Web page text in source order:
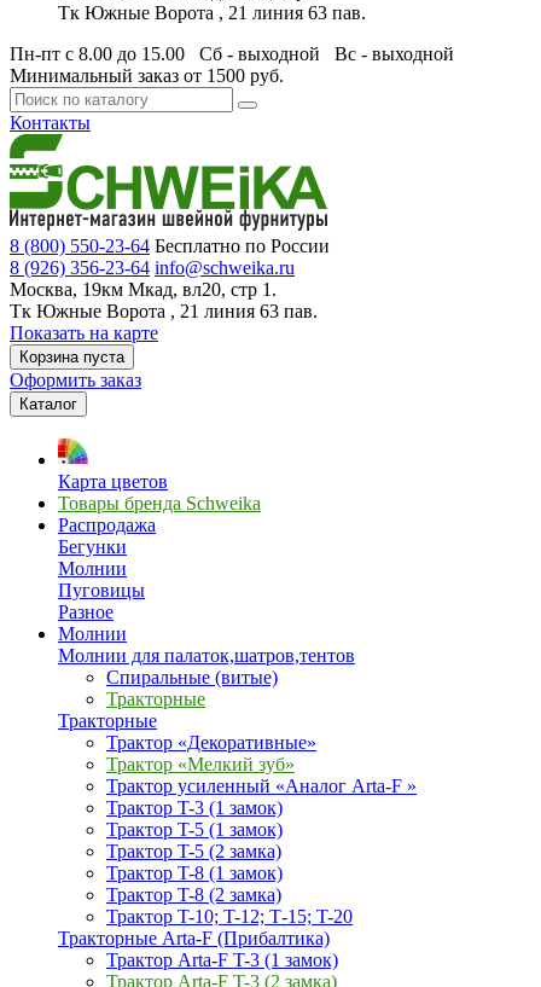
Тк Южные Ворота , 21 линия 63 пав.
Пн-пт с 8.00 до 15.00 Сб - выходной Вс - выходной
Минимальный заказ от 1500 руб.
Контакты
8 (800) 550-23-64 Бесплатно по России
8 (926) 356-23-64 info@schweika.ru
Москва, 19км Мкад, вл20, стр 1.
Тк Южные Ворота , 21 линия 63 пав.
Показать на карте
Корзина пуста
Оформить заказ
Каталог
Карта цветов
Товары бренда Schweika
Распродажа
Бегунки
Молнии
Пуговицы
Разное
Молнии
Молнии для палаток,шатров,тентов
Спиральные (витые)
Тракторные
Тракторные
Трактор «Декоративные»
Трактор «Мелкий зуб»
Трактор усиленный «Аналог Arta-F »
Трактор T-3 (1 замок)
Трактор T-5 (1 замок)
Трактор T-5 (2 замка)
Трактор T-8 (1 замок)
Трактор T-8 (2 замка)
Трактор T-10; T-12; Т-15; T-20
Тракторные Arta-F (Прибалтика)
Трактор Arta-F T-3 (1 замок)
Трактор Arta-F T-3 (2 замка)